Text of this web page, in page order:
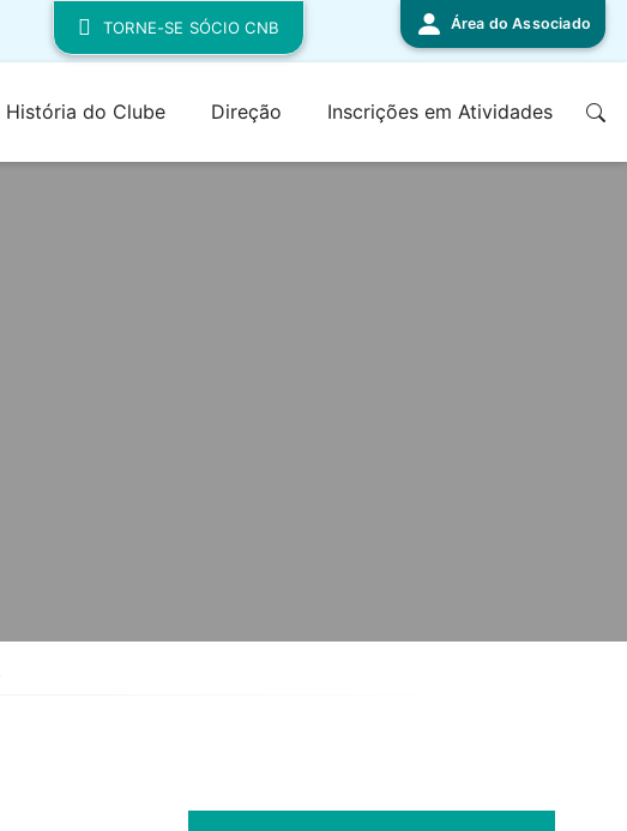
Área do Associado
História do Clube Direção Inscrições em Atividades
TORNE-SE SÓCIO CNB